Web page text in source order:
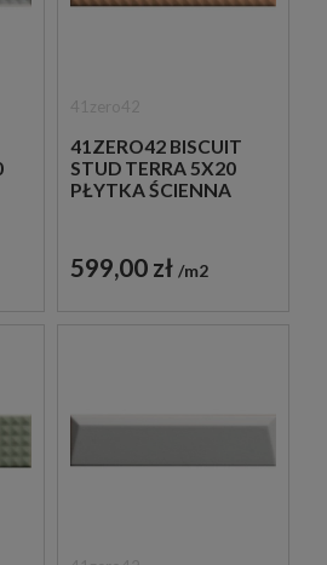
41ZERO42 BISCUIT
STUD TERRA 5X20
PŁYTKA ŚCIENNA
599,00 zł m2